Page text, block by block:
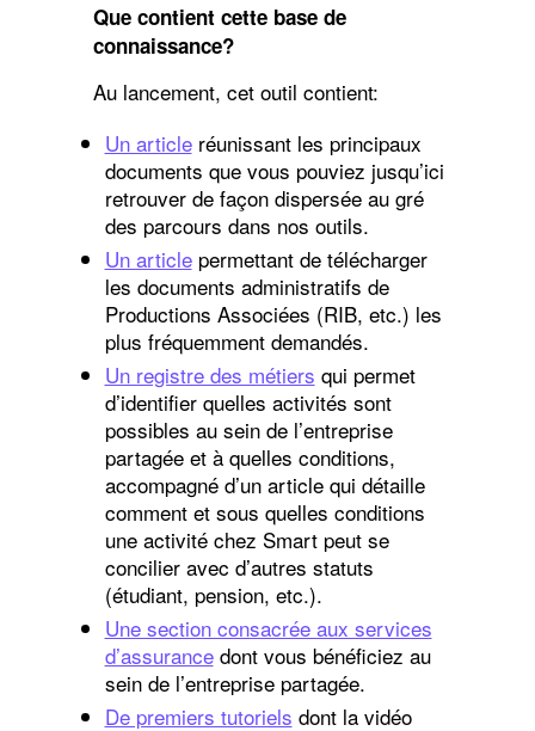
Que contient cette base de
connaissance?
Au lancement, cet outil contient:
Un articleréunissant les principaux
documents que vous pouviez jusqu’ici
retrouver de façon dispersée au gré
des parcours dans nos outils.
Un articlepermettant de télécharger
les documents administratifs de
Productions Associées (RIB, etc.) les
plus fréquemment demandés.
Un registre des métiers qui permet
d’identifier quelles activités sont
possibles au sein de l’entreprise
partagée et à quelles conditions,
accompagné d’un article qui détaille
comment et sous quelles conditions
une activité chez Smart peut se
concilier avec d’autres statuts
(étudiant, pension, etc.).
Une section consacrée aux services
d’assurancedont vous bénéficiez au
sein de l’entreprise partagée.
De premiers tutoriels dont la vidéo